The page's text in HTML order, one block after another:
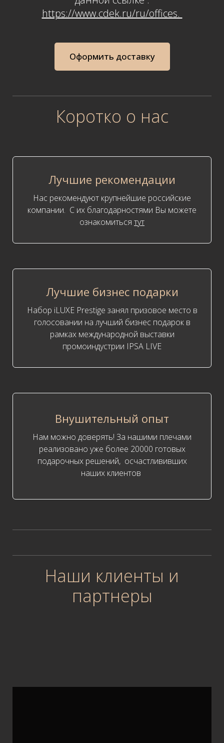
https://www.cdek.ru/ru/offices.
Оформить доставку
Коротко о нас
Лучшие рекомендации
Нас рекомендуют крупнейшие российские
компании. С их благодарностями Вы можете
ознакомиться тут
Лучшие бизнес подарки
Набор iLUXE Prestige занял призовое место в
голосовании на лучший бизнес подарок в
рамках международной выставки
промоиндустрии IPSA LIVE
Внушительный опыт
Нам можно доверять! За нашими плечами
реализовано уже более 20000 готовых
подарочных решений, осчастлививших
наших клиентов
Наши клиенты и
партнеры